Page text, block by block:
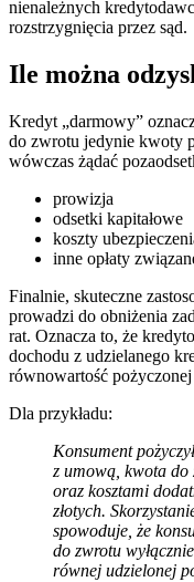
nienależnych
rozstrzygnięcia przez sąd.
Ile można
Kredyt „darmowy”
do zwrotu jedynie kwoty
wówczas żądać
prowizja
odsetki kapitałowe
koszty
inne opłaty
Finalnie, skuteczne
prowadzi do obniżenia
rat. Oznacza to, że
dochodu z udzielanego
równowartość
Dla przykładu:
Konsument
z umową, kwota do
oraz kosztami
złotych.
spowoduje, że
do zwrotu
równej udzielonej